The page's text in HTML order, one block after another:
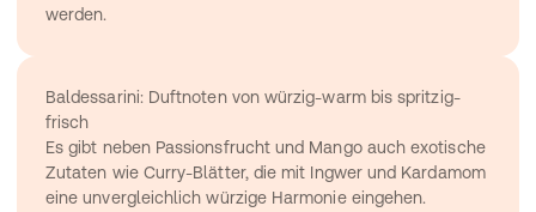
werden.
Baldessarini: Duftnoten von würzig-warm bis spritzig-
frisch
Es gibt neben Passionsfrucht und Mango auch exotische
Zutaten wie Curry-Blätter, die mit Ingwer und Kardamom
eine unvergleichlich würzige Harmonie eingehen.